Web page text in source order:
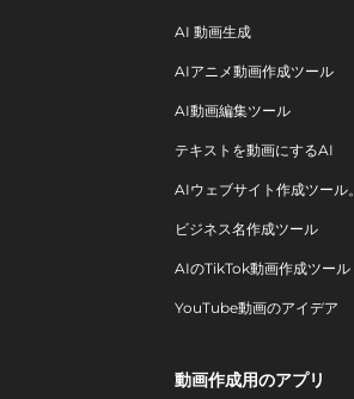
AI 動画生成
AIアニメ動画作成ツール
AI動画編集ツール
テキストを動画にするAI
AIウェブサイト作成ツール。
ビジネス名作成ツール
AIのTikTok動画作成ツール
YouTube動画のアイデア
動画作成用のアプリ